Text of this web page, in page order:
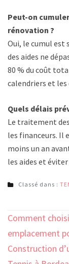
Peut-on
rénovation ?
Oui, le cumul est
des aides ne
80 % du coût
calendriers et les
Quels délais
Le traitement
les financeurs. Il
moins un an
les aides et
Classé dans :
de
l’article
Comment
emplacement
Construction